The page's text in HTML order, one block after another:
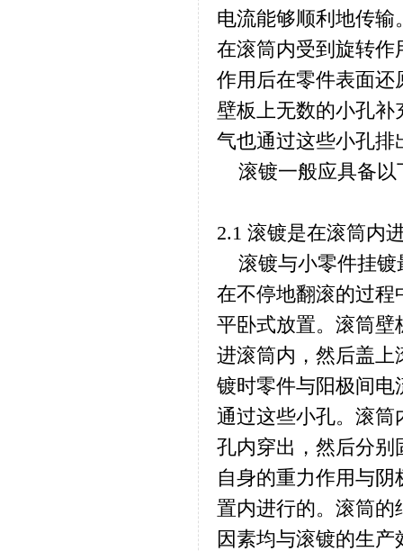
电流能够顺利地传
在滚筒内受到旋转作
作用后在零件表面还
壁板上无数的小孔补
气也通过这些小孔
滚镀一般应具备以
2.1 滚镀是在滚筒内
滚镀与小零件挂镀
在不停地翻滚的过程
平卧式放置。滚筒壁
进滚筒内，然后盖上
镀时零件与阳极间电
通过这些小孔。滚筒
孔内穿出，然后分别
自身的重力作用与
置内进行的。滚筒的
因素均与滚镀的生